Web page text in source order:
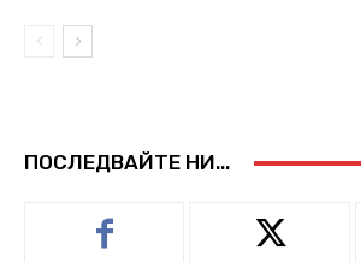
ПОСЛЕДВАЙТЕ НИ...